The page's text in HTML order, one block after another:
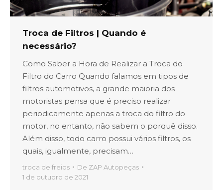
Troca de Filtros | Quando é
necessário?
Como Saber a Hora de Realizar a Troca do
Filtro do Carro Quando falamos em tipos de
filtros automotivos, a grande maioria dos
motoristas pensa que é preciso realizar
periodicamente apenas a troca do filtro do
motor, no entanto, não sabem o porquê disso.
Além disso, todo carro possui vários filtros, os
quais, igualmente, precisam…
troca de freios De ZAP Autopeças
1 de outubro de 2021